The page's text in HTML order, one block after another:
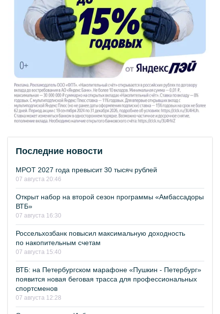
Последние новости
МРОТ 2027 года превысит 30 тысяч рублей
07 августа 20:46
Открыт набор на второй сезон программы «Амбассадоры
ВТБ»
07 августа 16:30
Россельхозбанк повысил максимальную доходность
по накопительным счетам
07 августа 15:40
ВТБ: на Петербургском марафоне «Пушкин - Петербург»
появится новая беговая трасса для профессиональных
спортсменов
07 августа 12:28